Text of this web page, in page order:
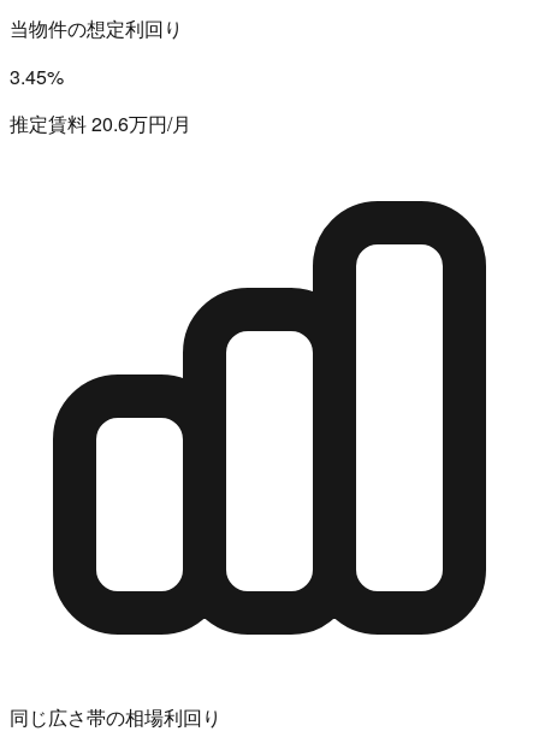
当物件の想定利回り
3.45%
推定賃料 20.6万円/月
同じ広さ帯の相場利回り